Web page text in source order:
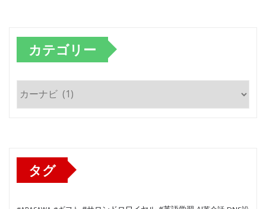
カテゴリー
カ
タグ